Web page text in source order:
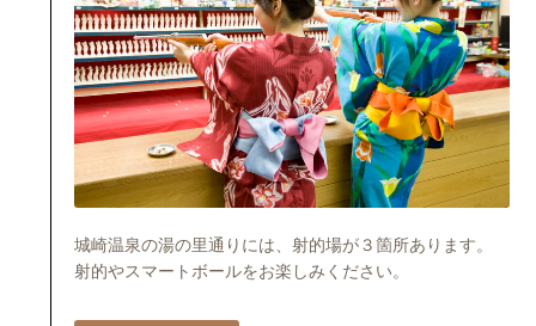
城崎温泉の湯の里通りには、射的場が３箇所あります。
射的やスマートボールをお楽しみください。